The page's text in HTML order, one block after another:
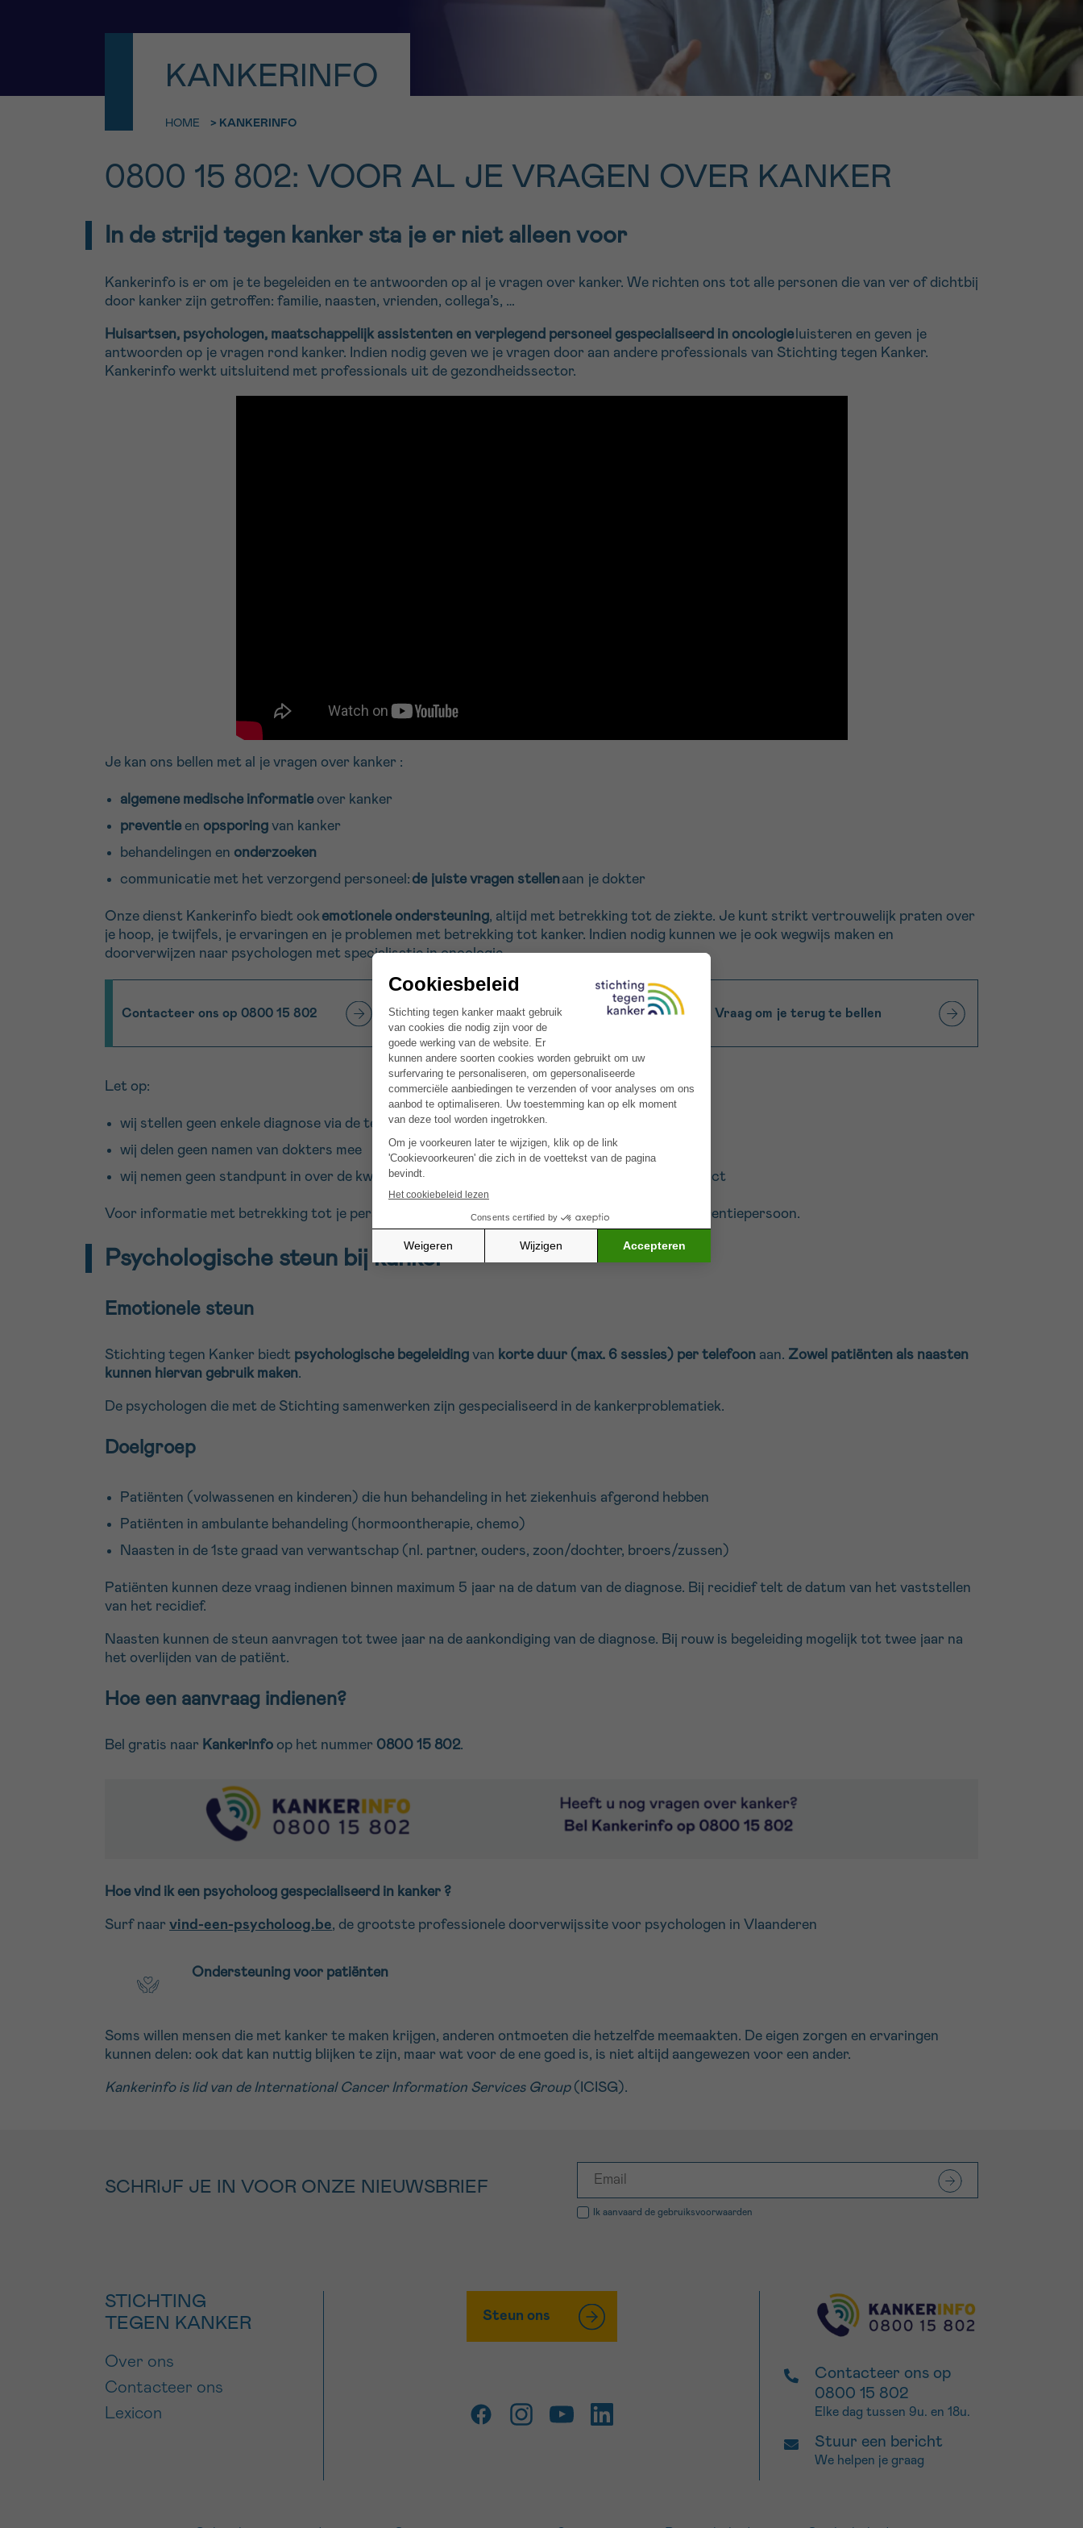
KANKERINFO
HOME > KANKERINFO
0800 15 802: VOOR AL JE VRAGEN OVER KANKER
In de strijd tegen kanker sta je er niet alleen voor
Kankerinfo is er om je te begeleiden en te antwoorden op al je vragen over kanker. We richten ons tot alle personen die van ver of dichtbij
door kanker zijn getroffen: familie, naasten, vrienden, collega’s, …
Huisartsen, psychologen, maatschappelijk assistenten en verplegend personeel gespecialiseerd in oncologieluisteren en geven je
antwoorden op je vragen rond kanker. Indien nodig geven we je vragen door aan andere professionals van Stichting tegen Kanker.
Kankerinfo werkt uitsluitend met professionals uit de gezondheidssector.
Je kan ons bellen met al je vragen over kanker :
algemene medische informatieover kanker
preventieen opsporing van kanker
behandelingen en onderzoeken
communicatie met het verzorgend personeel: de juiste vragen stellenaan je dokter
Onze dienst Kankerinfo biedt ookemotionele ondersteuning, altijd met betrekking tot de ziekte. Je kunt strikt vertrouwelijk praten over
je hoop, je twijfels, je ervaringen en je problemen met betrekking tot kanker. Indien nodig kunnen we je ook wegwijs maken en
doorverwijzen naar psychologen met specialisatie in oncologie.
Contacteer ons op 0800 15 802
Stel je vraag via mail of ons
contactformulier
Vraag om je terug te bellen
Let op:
wij stellen geen enkele diagnose via de telefoon
wij delen geen namen van dokters mee
wij nemen geen standpunt in over de kwaliteit van een ziekenhuis, een behandeling, een product
Voor informatie met betrekking tot je persoonlijk medisch dossier blijft je dokter de enige referentiepersoon.
Psychologische steun bij kanker
Emotionele steun
Stichting tegen Kanker biedt psychologische begeleiding van korte duur (max. 6 sessies) per telefoon aan. Zowel patiënten als naasten
kunnen hiervan gebruik maken.
De psychologen die met de Stichting samenwerken zijn gespecialiseerd in de kankerproblematiek.
Doelgroep
Patiënten (volwassenen en kinderen) die hun behandeling in het ziekenhuis afgerond hebben
Patiënten in ambulante behandeling (hormoontherapie, chemo)
Naasten in de 1ste graad van verwantschap (nl. partner, ouders, zoon/dochter, broers/zussen)
Patiënten kunnen deze vraag indienen binnen maximum 5 jaar na de datum van de diagnose. Bij recidief telt de datum van het vaststellen
van het recidief.
Naasten kunnen de steun aanvragen tot twee jaar na de aankondiging van de diagnose. Bij rouw is begeleiding mogelijk tot twee jaar na
het overlijden van de patiënt.
Hoe een aanvraag indienen?
Bel gratis naar Kankerinfo op het nummer 0800 15 802.
Hoe vind ik een psycholoog gespecialiseerd in kanker ?
Surf naar vind-een-psycholoog.be, de grootste professionele doorverwijssite voor psychologen in Vlaanderen
Ondersteuning voor patiënten
Soms willen mensen die met kanker te maken krijgen, anderen ontmoeten die hetzelfde meemaakten. De eigen zorgen en ervaringen
kunnen delen: ook dat kan nuttig blijken te zijn, maar wat voor de ene goed is, is niet altijd aangewezen voor een ander.
Kankerinfo is lid van de International Cancer Information Services Group(ICISG).
SCHRIJF JE IN VOOR ONZE NIEUWSBRIEF
Ik aanvaard de gebruiksvoorwaarden
ma-vrij 9u tot 18u
contactformulier
worden
*VERPLICHT VELD
13h-16h
STICHTING
TEGEN KANKER
Over ons
Contacteer ons
Lexicon
Steun ons
Contacteer ons op
0800 15 802
Elke dag tussen 9u. en 18u.
Stuur een bericht
We helpen je graag